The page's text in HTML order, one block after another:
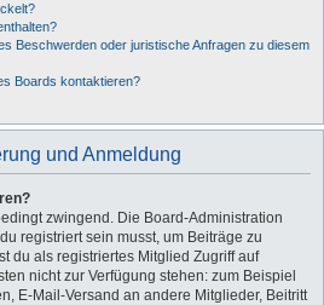
Beschwerden oder juristische Anfragen zu diesem
Boards kontaktieren?
und Anmeldung
zwingend. Die Board-Administration
registriert sein musst, um Beiträge zu
du als registriertes Mitglied Zugriff auf
nicht zur Verfügung stehen: zum Beispiel
E-Mail-Versand an andere Mitglieder, Beitritt